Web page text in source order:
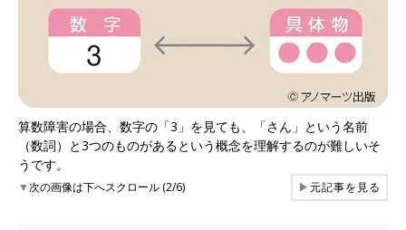
算数障害の場合、数字の「3」を見ても、「さん」という名前
（数詞）と3つのものがあるという概念を理解するのが難しいそ
うです。
▼次の画像は下へスクロール (2/6) ▶元記事を見る